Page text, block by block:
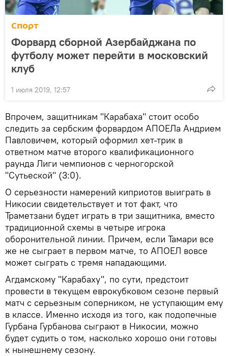
Спорт
Форвард сборной Азербайджана по
футболу может перейти в московский
клуб
1 июля 2019, 12:57
Впрочем, защитникам "Карабаха" стоит особо
следить за сербским форвардом АПОЕЛа Андрием
Павловичем, который оформил хет-трик в
ответном матче второго квалификационного
раунда Лиги чемпионов с черногорской
"Сутьеской" (3:0).
О серьезности намерений киприотов выиграть в
Никосии свидетельствует и тот факт, что
Траметзани будет играть в три защитника, вместо
традиционной схемы в четыре игрока
оборонительной линии. Причем, если Тамари все
же не сыграет в первом матче, то АПОЕЛ вовсе
может сыграть с тремя нападающими.
Агдамскому "Карабаху", по сути, предстоит
провести в текущем еврокубковом сезоне первый
матч с серьезным соперником, не уступающим ему
в классе. Именно исходя из того, как подопечные
Гурбана Гурбанова сыграют в Никосии, можно
будет судить о том, насколько хорошо они готовы
к нынешнему сезону.